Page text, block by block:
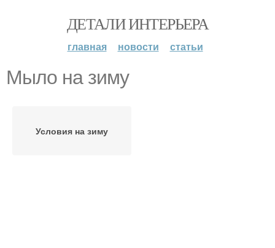
ДЕТАЛИ ИНТЕРЬЕРА
главная новости статьи
Мыло на зиму
Условия на зиму